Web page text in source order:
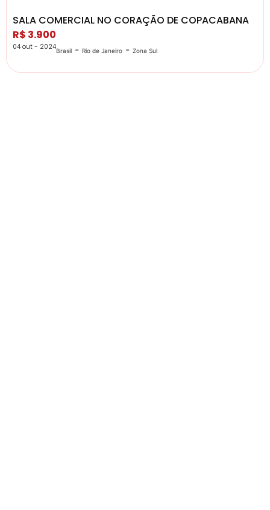
SALA COMERCIAL NO CORAÇÃO DE COPACABANA
R$ 3.900
04 out - 2024Brasil - Rio de Janeiro - Zona Sul